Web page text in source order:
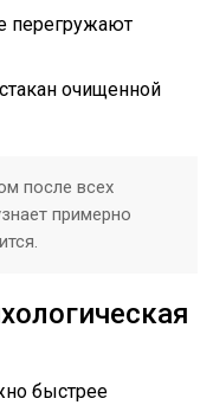
перегружают
очищенной
после всех
примерно
быстрее